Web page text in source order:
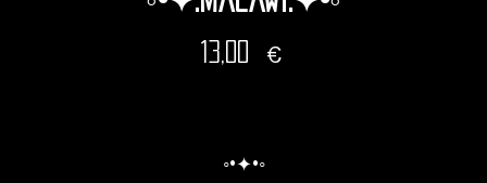
13,00 €Prix
◦•✦•◦